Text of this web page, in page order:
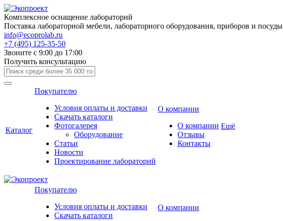
Комплексное оснащение лабораторий
Поставка лабораторной мебели, лабораторного оборудования, приборов и посуды
info@ecoprolab.ru
+7 (495) 125-35-50
Звоните с 9:00 до 17:00
Получить консультацию
Каталог
Покупателю
Условия оплаты и доставки
Скачать каталоги
Фотогалерея
Оборудование
Статьи
Новости
Проектирование лабораторий
О компании
О компании
Отзывы
Контакты
Ещё
Покупателю
Условия оплаты и доставки
Скачать каталоги
О компании